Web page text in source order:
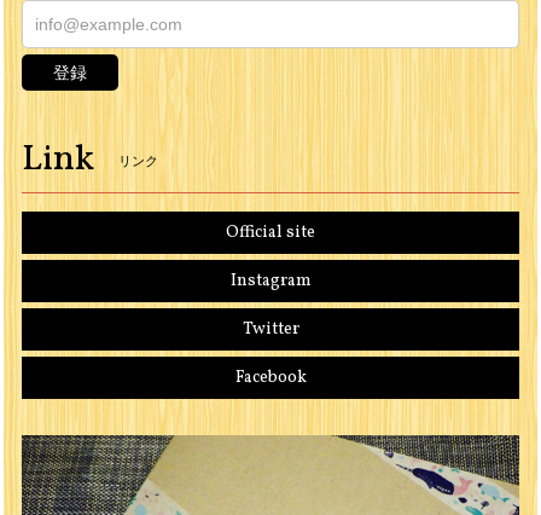
登録
Link リンク
Official site
Instagram
Twitter
Facebook